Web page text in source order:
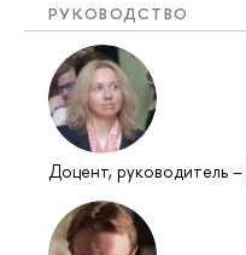
РУКОВОДСТВО
Доцент, руководитель –